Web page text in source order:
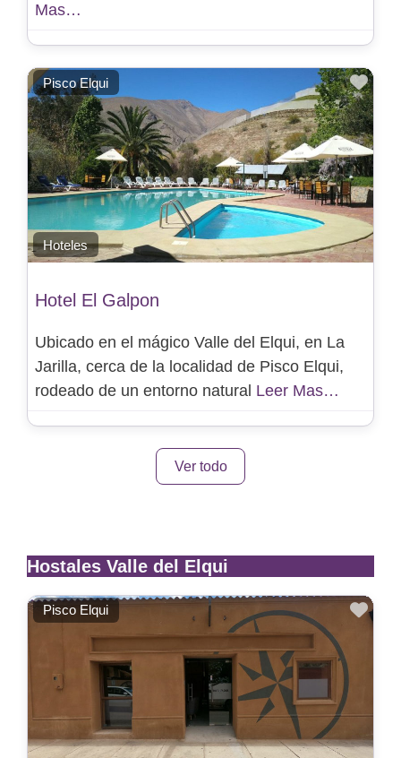
Mas…
Pisco Elqui
Hoteles
Hotel El Galpon
Ubicado en el mágico Valle del Elqui, en La
Jarilla, cerca de la localidad de Pisco Elqui,
rodeado de un entorno natural Leer Mas…
Ver todo
Hostales Valle del Elqui
Pisco Elqui